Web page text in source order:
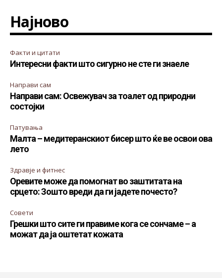
Најново
Факти и цитати
Интересни факти што сигурно не сте ги знаеле
Направи сам
Направи сам: Освежувач за тоалет од природни
состојки
Патувања
Малта – медитеранскиот бисер што ќе ве освои ова
лето
Здравје и фитнес
Оревите може да помогнат во заштитата на
срцето: Зошто вреди да ги јадете почесто?
Совети
Грешки што сите ги правиме кога се сончаме – а
можат да ја оштетат кожата